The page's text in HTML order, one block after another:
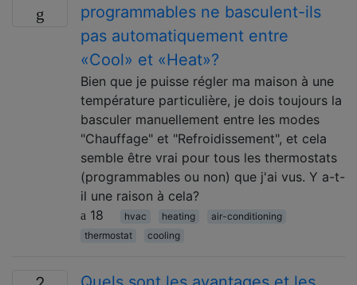
programmables ne basculent-ils
pas automatiquement entre
«Cool» et «Heat»?
Bien que je puisse régler ma maison à une
température particulière, je dois toujours la
basculer manuellement entre les modes
"Chauffage" et "Refroidissement", et cela
semble être vrai pour tous les thermostats
(programmables ou non) que j'ai vus. Y a-t-
il une raison à cela?
18
hvac heating
air-conditioning
thermostat
cooling